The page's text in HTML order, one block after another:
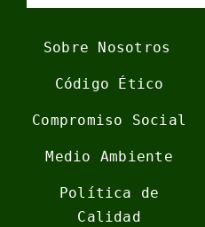
Sobre Nosotros
Código Ético
Compromiso Social
Medio Ambiente
Política de
Calidad